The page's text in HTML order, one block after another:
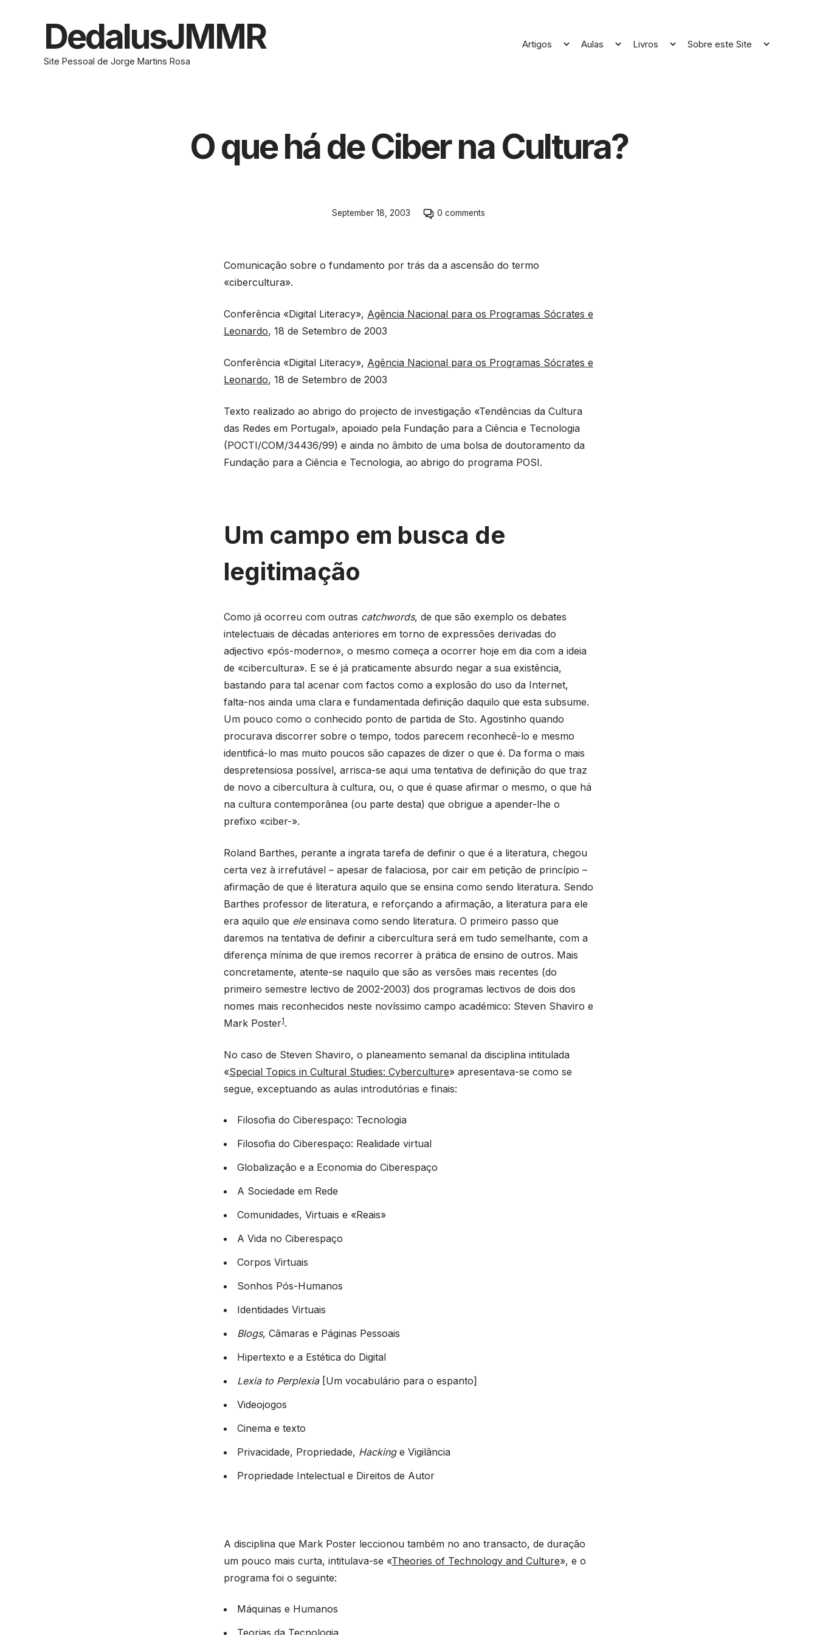
DedalusJMMR
Site Pessoal de Jorge Martins Rosa
Artigos
Open
Aulas
Open
Livros
Open
Sobre este Site
O que há de Ciber na Cultura?
September 18, 2003 0 comments
Comunicação sobre o fundamento por trás da a ascensão do termo
«cibercultura».
Conferência «Digital Literacy», Agência Nacional para os Programas Sócrates e
Leonardo, 18 de Setembro de 2003
Conferência «Digital Literacy», Agência Nacional para os Programas Sócrates e
Leonardo, 18 de Setembro de 2003
Texto realizado ao abrigo do projecto de investigação «Tendências da Cultura
das Redes em Portugal», apoiado pela Fundação para a Ciência e Tecnologia
(POCTI/COM/34436/99) e ainda no âmbito de uma bolsa de doutoramento da
Fundação para a Ciência e Tecnologia, ao abrigo do programa POSI.
Um campo em busca de
legitimação
Como já ocorreu com outras catchwords, de que são exemplo os debates
intelectuais de décadas anteriores em torno de expressões derivadas do
adjectivo «pós-moderno», o mesmo começa a ocorrer hoje em dia com a ideia
de «cibercultura». E se é já praticamente absurdo negar a sua existência,
bastando para tal acenar com factos como a explosão do uso da Internet,
falta-nos ainda uma clara e fundamentada definição daquilo que esta subsume.
Um pouco como o conhecido ponto de partida de Sto. Agostinho quando
procurava discorrer sobre o tempo, todos parecem reconhecê-lo e mesmo
identificá-lo mas muito poucos são capazes de dizer o que é. Da forma o mais
despretensiosa possível, arrisca-se aqui uma tentativa de definição do que traz
de novo a cibercultura à cultura, ou, o que é quase afirmar o mesmo, o que há
na cultura contemporânea (ou parte desta) que obrigue a apender-lhe o
prefixo «ciber-».
Roland Barthes, perante a ingrata tarefa de definir o que é a literatura, chegou
certa vez à irrefutável – apesar de falaciosa, por cair em petição de princípio –
afirmação de que é literatura aquilo que se ensina como sendo literatura. Sendo
Barthes professor de literatura, e reforçando a afirmação, a literatura para ele
era aquilo que eleensinava como sendo literatura. O primeiro passo que
daremos na tentativa de definir a cibercultura será em tudo semelhante, com a
diferença mínima de que iremos recorrer à prática de ensino de outros. Mais
concretamente, atente-se naquilo que são as versões mais recentes (do
primeiro semestre lectivo de 2002-2003) dos programas lectivos de dois dos
nomes mais reconhecidos neste novíssimo campo académico: Steven Shaviro e
Mark Poster1.
No caso de Steven Shaviro, o planeamento semanal da disciplina intitulada
«Special Topics in Cultural Studies: Cyberculture» apresentava-se como se
segue, exceptuando as aulas introdutórias e finais:
Filosofia do Ciberespaço: Tecnologia
Filosofia do Ciberespaço: Realidade virtual
Globalização e a Economia do Ciberespaço
A Sociedade em Rede
Comunidades, Virtuais e «Reais»
A Vida no Ciberespaço
Corpos Virtuais
Sonhos Pós-Humanos
Identidades Virtuais
Blogs, Câmaras e Páginas Pessoais
Hipertexto e a Estética do Digital
Lexia to Perplexia[Um vocabulário para o espanto]
Videojogos
Cinema e texto
Privacidade, Propriedade, Hackinge Vigilância
Propriedade Intelectual e Direitos de Autor
A disciplina que Mark Poster leccionou também no ano transacto, de duração
um pouco mais curta, intitulava-se «Theories of Technology and Culture», e o
programa foi o seguinte:
Máquinas e Humanos
Teorias da Tecnologia